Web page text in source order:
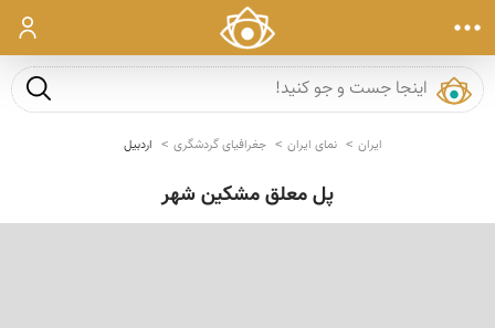
ورود
جست و
ایران نمای ایران جغرافیای گردشگری اردبیل
پل معلق مشکین شهر